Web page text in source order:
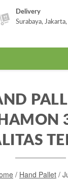
Delivery
Surabaya,
/ Hand Pallet /